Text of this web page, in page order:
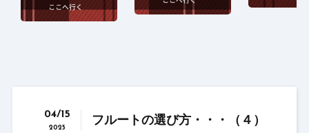
04/15
2025
フルートの選び方・・・（４）